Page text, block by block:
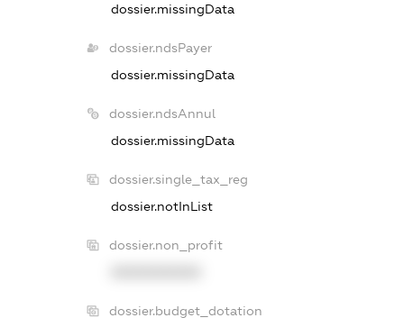
dossier.missingData
dossier.ndsPayer
dossier.missingData
dossier.ndsAnnul
dossier.missingData
dossier.single_tax_reg
dossier.notInList
dossier.non_profit
dossier.budget_dotation